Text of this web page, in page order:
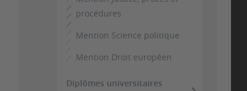
procédures
Mention Science politique
Mention Droit européen
Diplômes universitaires